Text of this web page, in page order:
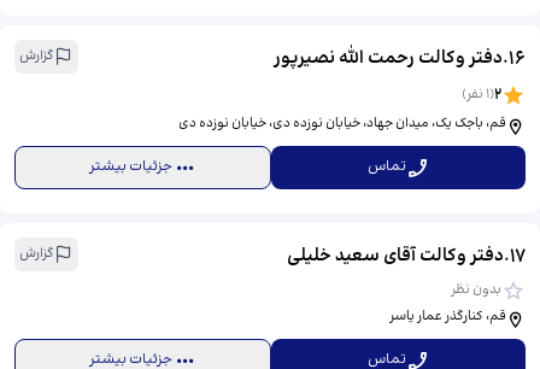
16
.دفتر وکالت رحمت الله نصیرپور گزارش
2
(
1 نفر)
قم، باجک یک، میدان جهاد، خیابان نوزده دی، خیابان نوزده دی
تماس جزئیات بیشتر
17
.دفتر وکالت آقای سعید خلیلی
گزارش
بدون نظر
قم، کنارگذر عمار یاسر
تماس جزئیات بیشتر